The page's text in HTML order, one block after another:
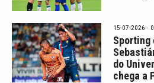
15-07-2026 ·
Sporting
do
chega a